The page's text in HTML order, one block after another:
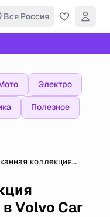
Вся Россия
Электро
Полезное
коллекция
XС40!
Volvo Car